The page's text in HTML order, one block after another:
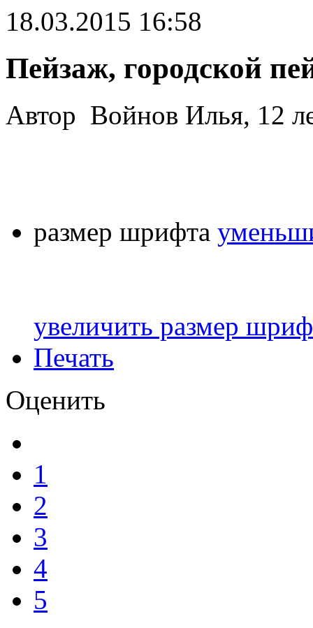
18.03.2015 16:58
Пейзаж, городской
Автор Войнов Илья, 12
размер шрифта
увеличить размер
Печать
Оценить
1
2
3
4
5